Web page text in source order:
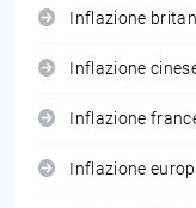
Inflazione
Inflazione
Inflazione
Inflazione